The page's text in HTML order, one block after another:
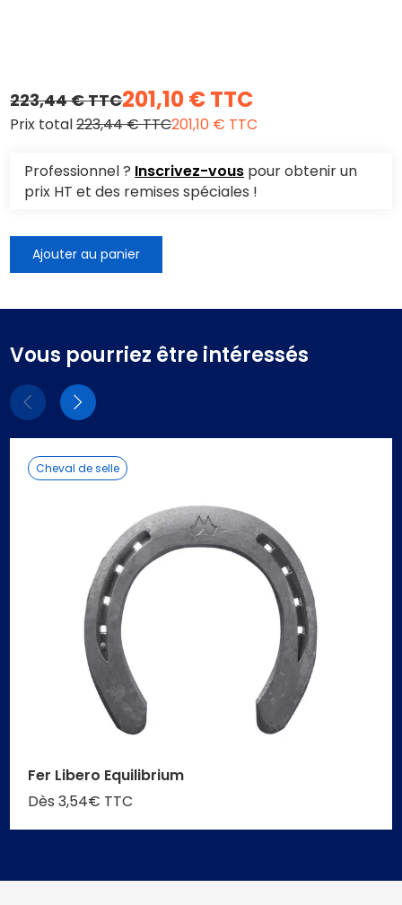
223,44 € TTC201,10 € TTC
Prix total223,44 € TTC201,10 € TTC
Professionnel ? Inscrivez-vous pour obtenir un
prix HT et des remises spéciales !
Ajouter au panier
Vous pourriez être intéressés
ElémentsEléments
Cheval de selle
Fer Libero Equilibrium
Dès 3,54€ TTC